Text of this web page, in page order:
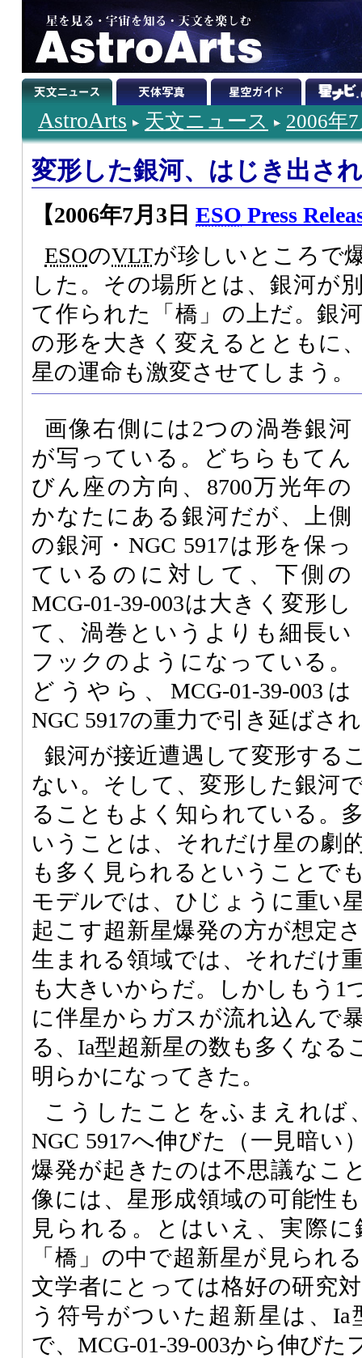
AstroArts 天文ニュース 2006年
変形した銀河、はじき出さ
【2006年7月3日 ESO Press
ESOのVLTが珍しいところで
した。その場所とは、銀河が
て作られた「橋」の上だ。銀
の形を大きく変えるとともに
星の運命も激変させてしまう。
画像右側には2つの渦巻銀河
が写っている。どちらもてん
びん座の方向、8700万光年の
かなたにある銀河だが、上側
の銀河・NGC 5917は形を保っ
ているのに対して、下側の
MCG-01-39-003は大きく変形し
て、渦巻というよりも細長い
フックのようになっている。
どうやら、MCG-01-39-003は
NGC 5917の重力で引き延ばさ
銀河が接近遭遇して変形する
ない。そして、変形した銀河
ることもよく知られている。
いうことは、それだけ星の劇
も多く見られるということで
モデルでは、ひじょうに重い
起こす超新星爆発の方が想定
生まれる領域では、それだけ
も大きいからだ。しかしもう1
に伴星からガスが流れ込んで
る、Ia型超新星の数も多くなる
明らかになってきた。
こうしたことをふまえれば
NGC 5917へ伸びた（一見暗い
爆発が起きたのは不思議なこ
像には、星形成領域の可能性
見られる。とはいえ、実際
「橋」の中で超新星が見られ
文学者にとっては格好の研究
う符号がついた超新星は、
で、MCG-01-39-003から伸び